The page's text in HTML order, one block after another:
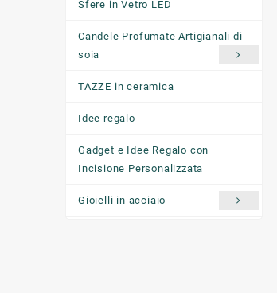
Sfere in Vetro LED
Candele Profumate Artigianali di
soia
TAZZE in ceramica
Idee regalo
Gadget e Idee Regalo con
Incisione Personalizzata
Gioielli in acciaio